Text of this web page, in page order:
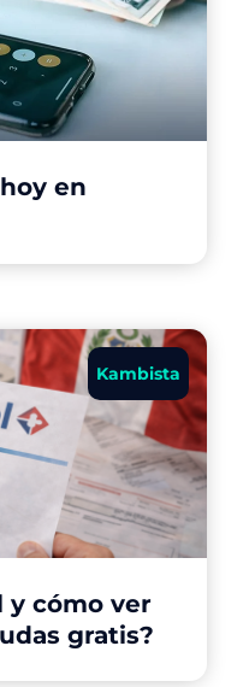
en
Kambista
y cómo ver
gratis?